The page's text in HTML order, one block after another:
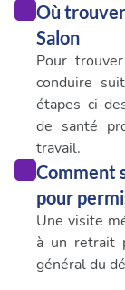
Où
Salon
Pour
conduire
étapes ci-
de santé
travail.
Comment
pour
Une visite
à un retrait
général du